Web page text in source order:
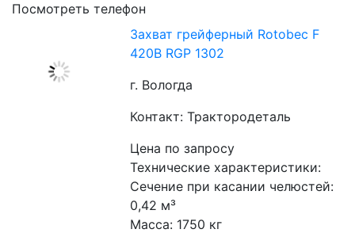
Посмотреть телефон
Захват грейферный Rotobec F
420B RGP 1302
г. Вологда
Контакт: Трактородеталь
Цена по запросу
Технические характеристики:
Сечение при касании челюстей:
0,42 м³
Масса: 1750 кг